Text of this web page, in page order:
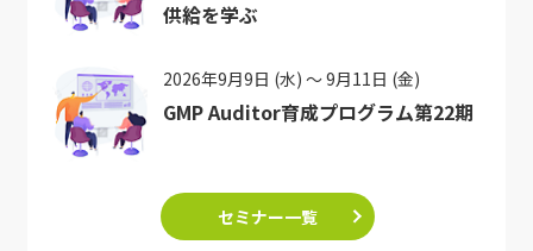
供給を学ぶ
2026年9月9日 (水) ～ 9月11日 (金)
GMP Auditor育成プログラム第22期
セミナー一覧